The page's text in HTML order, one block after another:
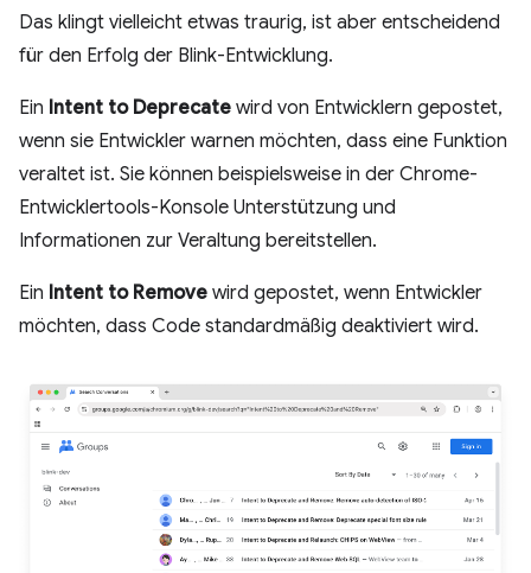
Das klingt vielleicht etwas traurig, ist aber entscheidend
für den Erfolg der Blink-Entwicklung.
Ein Intent to Deprecate wird von Entwicklern gepostet,
wenn sie Entwickler warnen möchten, dass eine Funktion
veraltet ist. Sie können beispielsweise in der Chrome-
Entwicklertools-Konsole Unterstützung und
Informationen zur Veraltung bereitstellen.
Ein Intent to Remove wird gepostet, wenn Entwickler
möchten, dass Code standardmäßig deaktiviert wird.